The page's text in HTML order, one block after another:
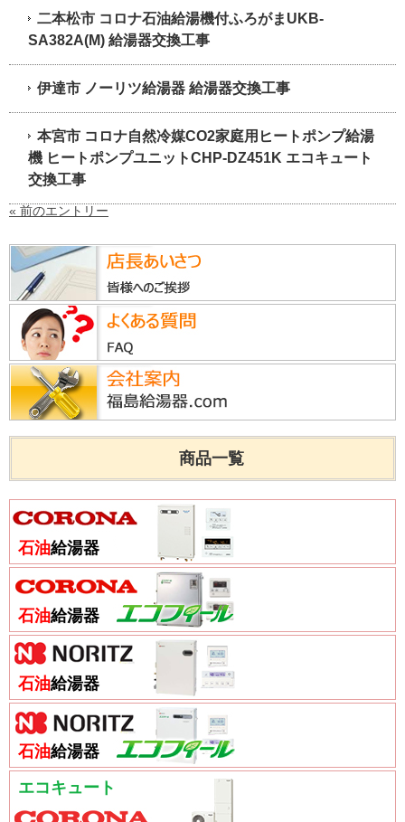
二本松市 コロナ石油給湯機付ふろがまUKB-
SA382A(M) 給湯器交換工事
伊達市 ノーリツ給湯器 給湯器交換工事
本宮市 コロナ自然冷媒CO2家庭用ヒートポンプ給湯
機 ヒートポンプユニットCHP-DZ451K エコキュート
交換工事
« 前のエントリー
商品一覧
石油給湯器
石油給湯器
石油給湯器
石油給湯器
エコキュート